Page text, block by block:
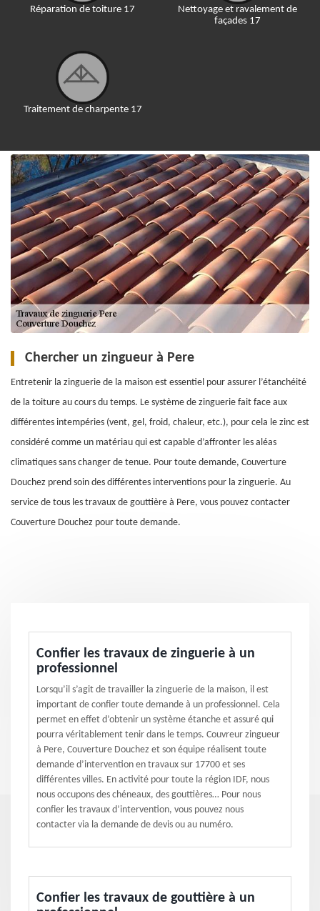
Réparation de toiture 17
Traitement de charpente 17
Nettoyage et ravalement de
façades 17
Chercher un zingueur à Pere
Entretenir la zinguerie de la maison est essentiel pour assurer l’étanchéité
de la toiture au cours du temps. Le système de zinguerie fait face aux
différentes intempéries (vent, gel, froid, chaleur, etc.), pour cela le zinc est
considéré comme un matériau qui est capable d’affronter les aléas
climatiques sans changer de tenue. Pour toute demande, Couverture
Douchez prend soin des différentes interventions pour la zinguerie. Au
service de tous les travaux de gouttière à Pere, vous pouvez contacter
Couverture Douchez pour toute demande.
Confier les travaux de zinguerie à un
professionnel
Lorsqu’il s’agit de travailler la zinguerie de la maison, il est
important de confier toute demande à un professionnel. Cela
permet en effet d’obtenir un système étanche et assuré qui
pourra véritablement tenir dans le temps. Couvreur zingueur
à Pere, Couverture Douchez et son équipe réalisent toute
demande d’intervention en travaux sur 17700 et ses
différentes villes. En activité pour toute la région IDF, nous
nous occupons des chéneaux, des gouttières… Pour nous
confier les travaux d’intervention, vous pouvez nous
contacter via la demande de devis ou au numéro.
Confier les travaux de gouttière à un